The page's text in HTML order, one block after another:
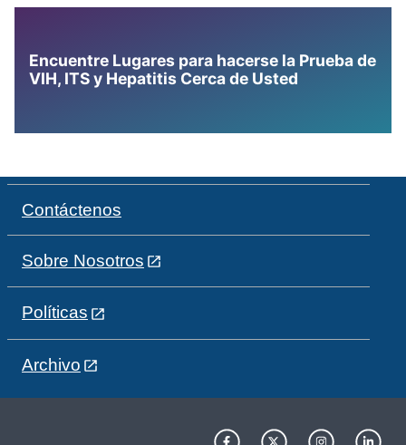
Encuentre Lugares para hacerse la Prueba de
VIH, ITS y Hepatitis Cerca de Usted
Contáctenos
Sobre Nosotros
Políticas
Archivo